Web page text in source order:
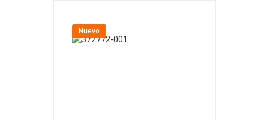
Nuevo